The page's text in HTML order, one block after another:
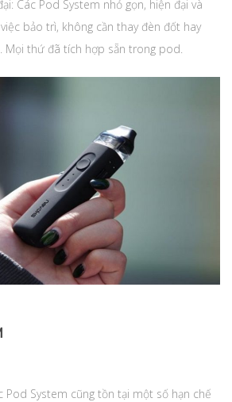
Các Pod System nhỏ gọn, hiện đại và
bảo trì, không cần thay đèn đốt hay
Mọi thứ đã tích hợp sẵn trong pod.
Pod System cũng tồn tại một số hạn chế